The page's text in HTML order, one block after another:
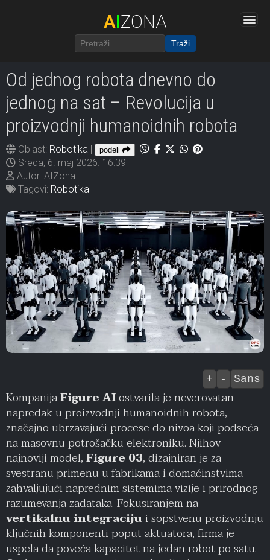
AIZONA
Traži
Od jednog robota dnevno do
jednog na sat – Revolucija u
proizvodnji humanoidnih robota
Oblast: Robotika | podeli
Sreda, 6. maj 2026. 16:39
Autor: AIZona
Tagovi: Robotika
+ - Sans
KompanijaFigure AIostvarila je neverovatan
napredak u proizvodnji humanoidnih robota,
značajno ubrzavajući procese do nivoa koji podseća
na masovnu potrošačku elektroniku. Njihov
najnoviji model,Figure 03, dizajniran je za
svestranu primenu u fabrikama i domaćinstvima
zahvaljujući naprednim sistemima vizije i prirodnog
razumevanja zadataka. Fokusiranjem na
vertikalnu integraciju i sopstvenu proizvodnju
ključnih komponenti poput aktuatora, firma je
uspela da poveća kapacitet na jedan robot po satu.